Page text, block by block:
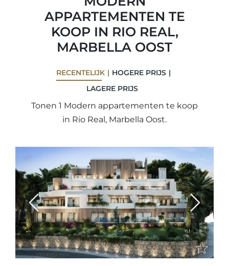
APPARTEMENTEN TE
KOOP IN RIO REAL,
MARBELLA OOST
RECENTELIJK
HOGERE PRIJS
LAGERE PRIJS
Tonen 1 Modern appartementen te koop
in Rio Real, Marbella Oost.
Previous Next